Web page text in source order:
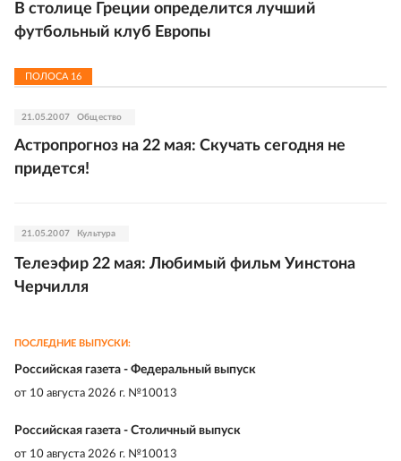
В столице Греции определится лучший
футбольный клуб Европы
ПОЛОСА 16
21.05.2007 Общество
Астропрогноз на 22 мая: Скучать сегодня не
придется!
21.05.2007 Культура
Телеэфир 22 мая: Любимый фильм Уинстона
Черчилля
ПОСЛЕДНИЕ ВЫПУСКИ:
Российская газета - Федеральный выпуск
от 10 августа 2026 г. №10013
Российская газета - Столичный выпуск
от 10 августа 2026 г. №10013